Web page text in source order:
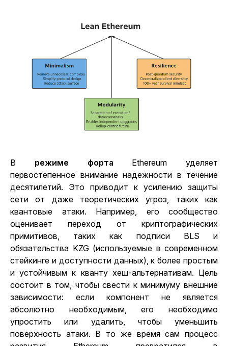
В режиме форта Ethereum уделяет
первостепенное внимание надежности в течение
десятилетий. Это приводит к усилению защиты
сети от даже теоретических угроз, таких как
квантовые атаки. Например, его сообщество
оценивает переход от криптографических
примитивов, таких как подписи BLS и
обязательства KZG (используемые в современном
стейкинге и доступности данных), к более простым
и устойчивым к кванту хеш-альтернативам. Цель
состоит в том, чтобысвести к минимуму внешние
зависимости: если компонент не является
абсолютно необходимым, его необходимо
упростить или удалить, чтобы уменьшить
поверхность атаки. В то же время сам процесс